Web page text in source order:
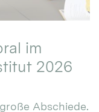
im
2026
Abschiede.